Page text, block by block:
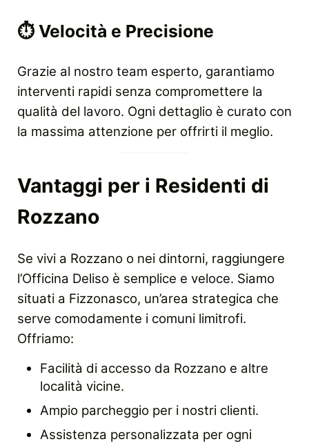
⏱️ Velocità e Precisione
Grazie al nostro team esperto, garantiamo
interventi rapidi senza compromettere la
qualità del lavoro. Ogni dettaglio è curato con
la massima attenzione per offrirti il meglio.
Vantaggi per i Residenti di
Rozzano
Se vivi a Rozzano o nei dintorni, raggiungere
l’Officina Deliso è semplice e veloce. Siamo
situati a Fizzonasco, un’area strategica che
serve comodamente i comuni limitrofi.
Offriamo:
Facilità di accesso da Rozzano e altre
località vicine.
Ampio parcheggio per i nostri clienti.
Assistenza personalizzata per ogni